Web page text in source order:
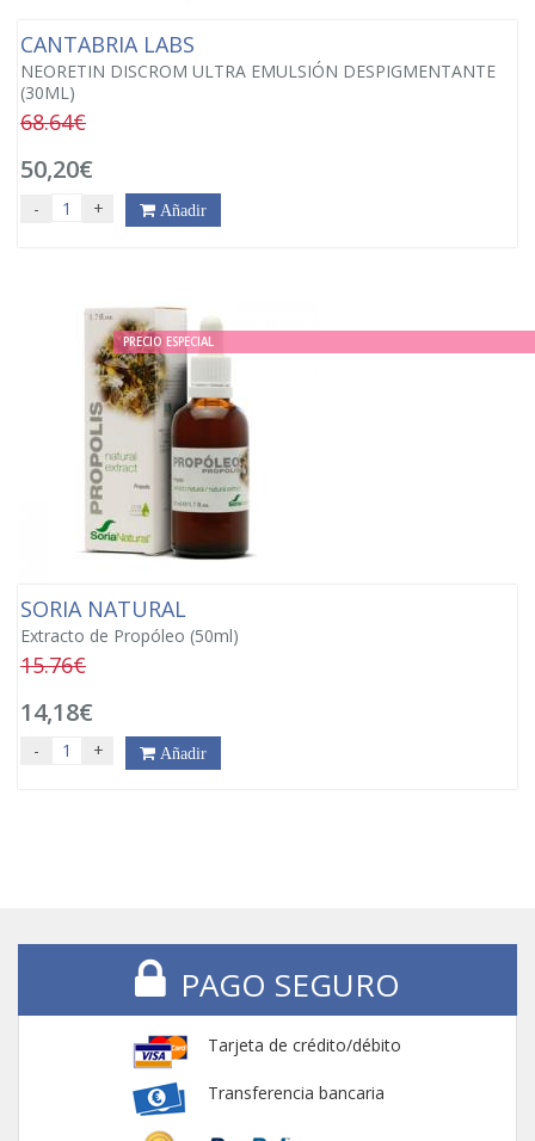
CANTABRIA LABS
NEORETIN DISCROM ULTRA EMULSIÓN DESPIGMENTANTE
(30ML)
68.64€
50,20€
- + Añadir
PRECIO ESPECIAL
SORIA NATURAL
Extracto de Propóleo (50ml)
15.76€
14,18€
- + Añadir
PAGO SEGURO
Tarjeta de crédito/débito
Transferencia bancaria